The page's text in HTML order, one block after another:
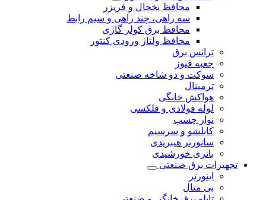
محافظ یخچال و فریزر
سه راهی، چند راهی و سیم رابط
محافظ برق کولر گازی
محافظ ولتاژ ورودی کنتور
ترانس برق
جعبه فیوز
سوکت و دو شاخه صنعتی
ترمینال
هواکش خانگی
لوله فولادی و فلکسی
نوار چسب
کابلشو و سرسیم
سانورتر هیبریدی
باتری خورشیدی
تجهیزات برق صنعتی
اینورتر
بی متال